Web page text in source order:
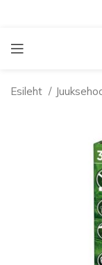
Esileht